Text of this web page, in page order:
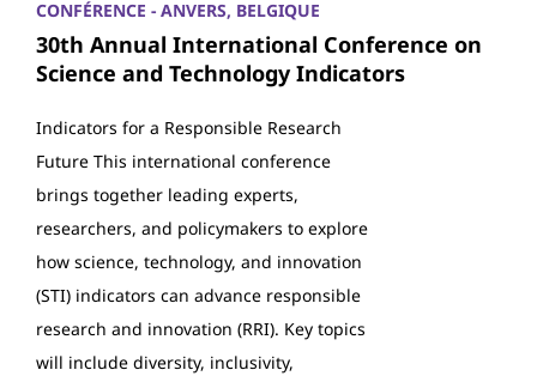
CONFÉRENCE - ANVERS, BELGIQUE
30th Annual International Conference on
Science and Technology Indicators
Indicators for a Responsible Research
Future This international conference
brings together leading experts,
researchers, and policymakers to explore
how science, technology, and innovation
(STI) indicators can advance responsible
research and innovation (RRI). Key topics
will include diversity, inclusivity,